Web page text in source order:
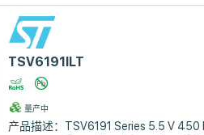
TSV6191ILT
量产中
产品描述： TSV6191 Series 5.5 V